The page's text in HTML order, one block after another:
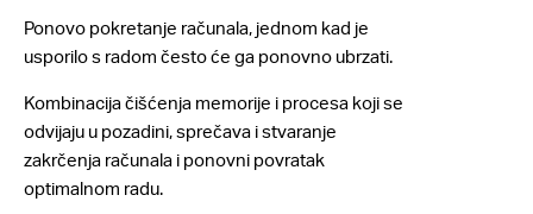
Ponovo pokretanje računala, jednom kad je
usporilo s radom često će ga ponovno ubrzati.
Kombinacija čišćenja memorije i procesa koji se
odvijaju u pozadini, sprečava i stvaranje
zakrčenja računala i ponovni povratak
optimalnom radu.